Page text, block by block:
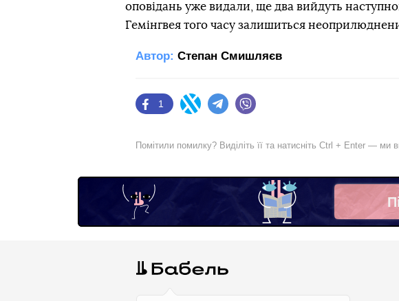
оповідань уже видали, ще два вийдуть
Гемінгвея того часу залишиться
Автор: Степан Смишляєв
Facebook
1
Twitter Telegram
Помітили помилку? Виділіть її та натисніть Ctrl + Enter — ми